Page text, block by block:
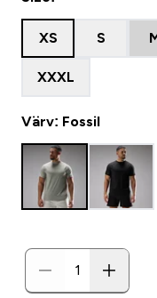
XS S
XXXL
Värv: Fossil